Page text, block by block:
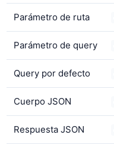
Parámetro de ruta
Parámetro de query
Query por defecto
Cuerpo JSON
Respuesta JSON